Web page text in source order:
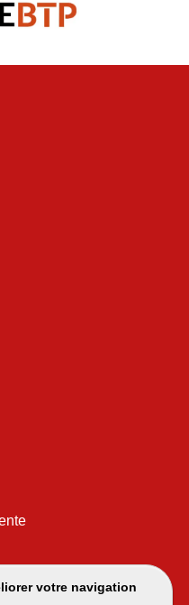
votre navigation